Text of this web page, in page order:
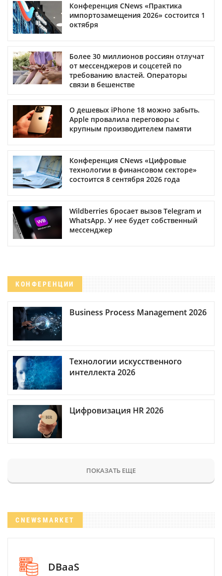
Конференция CNews «Практика
импортозамещения 2026» состоится 1
октября
Более 30 миллионов россиян отлучат
от мессенджеров и соцсетей по
требованию властей. Операторы
связи в бешенстве
О дешевых iPhone 18 можно забыть.
Apple провалила переговоры с
крупным производителем памяти
Конференция CNews «Цифровые
технологии в финансовом секторе»
состоится 8 сентября 2026 года
Wildberries бросает вызов Telegram и
WhatsApp. У нее будет собственный
мессенджер
КОНФЕРЕНЦИИ
Business Process Management 2026
Технологии искусственного
интеллекта 2026
Цифровизация HR 2026
ПОКАЗАТЬ ЕЩЕ
CNEWSMARKET
DBaaS